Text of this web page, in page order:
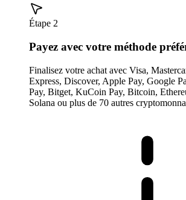
Étape 2
Payez avec votre méthode
Finalisez votre achat avec Visa,
Express, Discover, Apple Pay, Google
Pay, Bitget, KuCoin Pay, Bitcoin,
Solana ou plus de 70 autres